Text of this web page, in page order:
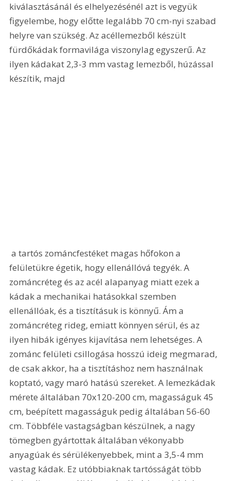
kiválasztásánál és elhelyezésénél azt is vegyük
figyelembe, hogy előtte legalább 70 cm-nyi szabad
helyre van szükség. Az acéllemezből készült
fürdőkádak formavilága viszonylag egyszerű. Az
ilyen kádakat 2,3-3 mm vastag lemezből, húzással
készítik, majd
a tartós zománcfestéket magas hőfokon a
felületükre égetik, hogy ellenállóvá tegyék. A
zománcréteg és az acél alapanyag miatt ezek a
kádak a mechanikai hatásokkal szemben
ellenállóak, és a tisztításuk is könnyű. Ám a
zománcréteg rideg, emiatt könnyen sérül, és az
ilyen hibák igényes kijavítása nem lehetséges. A
zománc felületi csillogása hosszú ideig megmarad,
de csak akkor, ha a tisztításhoz nem használnak
koptató, vagy maró hatású szereket. A lemezkádak
mérete általában 70x120-200 cm, magasságuk 45
cm, beépített magasságuk pedig általában 56-60
cm. Többféle vastagságban készülnek, a nagy
tömegben gyártottak általában vékonyabb
anyagúak és sérülékenyebbek, mint a 3,5-4 mm
vastag kádak. Ez utóbbiaknak tartósságát több